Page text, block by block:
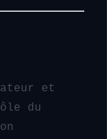
et
du